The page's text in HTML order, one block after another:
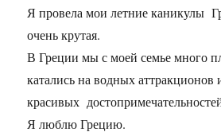
Я провела мои летние каникулы
очень крутая.
В Греции мы с моей семье много
катались на водных
красивых
Я люблю Грецию.